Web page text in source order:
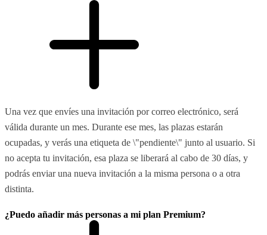
Una vez que envíes una invitación por correo electrónico, será
válida durante un mes. Durante ese mes, las plazas estarán
ocupadas, y verás una etiqueta de \"pendiente\" junto al usuario. Si
no acepta tu invitación, esa plaza se liberará al cabo de 30 días, y
podrás enviar una nueva invitación a la misma persona o a otra
distinta.
¿Puedo añadir más personas a mi plan Premium?